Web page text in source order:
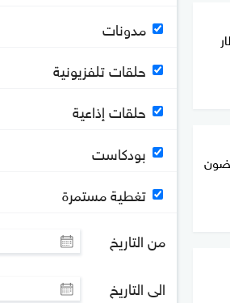
مدونات
حلقات تلفزيونية
حلقات إذاعية
بودكاست
تغطية مستمرة
من التاريخ
الى التاريخ